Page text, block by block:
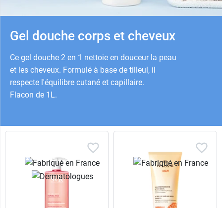
Gel douche corps et cheveux
Ce gel douche 2 en 1 nettoie en douceur la peau
et les cheveux. Formulé à base de tilleul, il
respecte l'équilibre cutané et capillaire.
Flacon de 1L.